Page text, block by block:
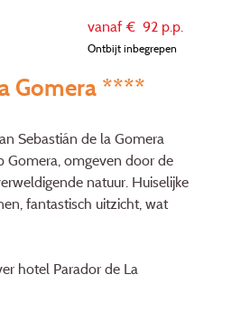
vanaf € 92 p.p.
Ontbijt inbegrepen
Gomera ****
Sebastián de la Gomera
Gomera, omgeven door de
natuur. Huiselijke
fantastisch uitzicht, wat
hotel Parador de La